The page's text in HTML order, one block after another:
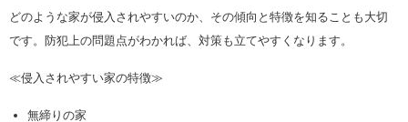
どのような家が侵入されやすいのか、その傾向と特徴を知ることも大切
です。防犯上の問題点がわかれば、対策も立てやすくなります。
≪侵入されやすい家の特徴≫
無締りの家